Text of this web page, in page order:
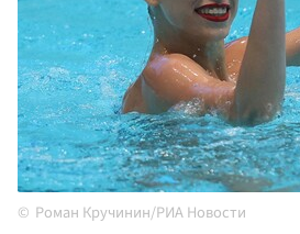
Роман Кручинин/РИА Новости